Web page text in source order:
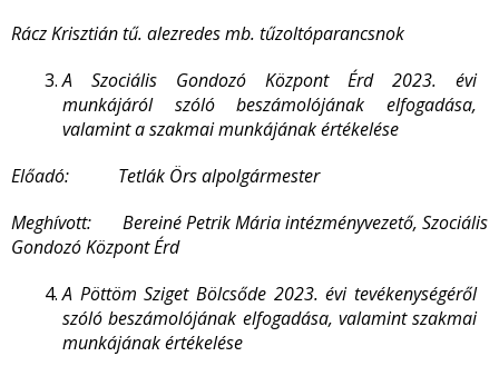
Rácz Krisztián tű. alezredes mb. tűzoltóparancsnok
A Szociális Gondozó Központ Érd 2023. évi
munkájáról szóló beszámolójának elfogadása,
valamint a szakmai munkájának értékelése
Előadó: Tetlák Örs alpolgármester
Meghívott: Bereiné Petrik Mária intézményvezető, Szociális
Gondozó Központ Érd
A Pöttöm Sziget Bölcsőde 2023. évi tevékenységéről
szóló beszámolójának elfogadása, valamint szakmai
munkájának értékelése